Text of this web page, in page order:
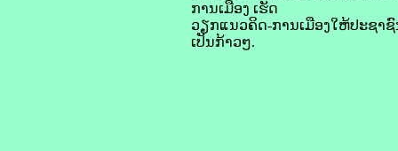
ການເມືອງ ເຮັດ
ວຽກແນວຄິດ-ການເມືອງໃຫ້ປະຊາ
ເປັນກ້າວໆ.